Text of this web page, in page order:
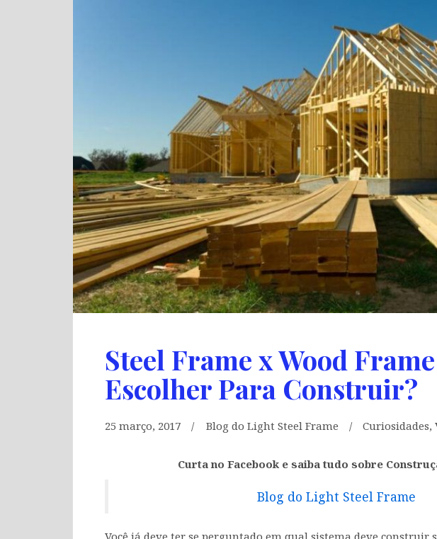
Steel Frame x Wood
Escolher Para Construir?
25 março, 2017 Blog do Light Steel Frame Curiosidades,
Curta no Facebook e saiba tudo sobre
Blog do Light Steel Frame